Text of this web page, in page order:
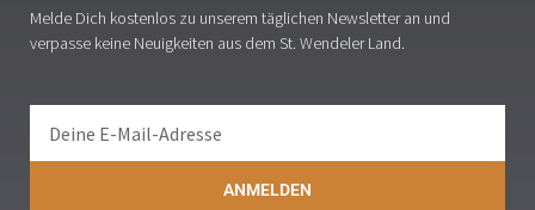
Melde Dich kostenlos zu unserem täglichen Newsletter an und
verpasse keine Neuigkeiten aus dem St. Wendeler Land.
ANMELDEN